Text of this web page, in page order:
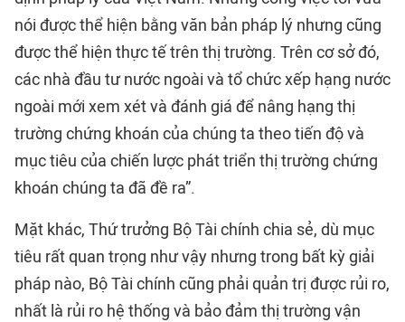
nói được thể hiện bằng văn bản pháp lý nhưng cũng
được thể hiện thực tế trên thị trường. Trên cơ sở đó,
các nhà đầu tư nước ngoài và tổ chức xếp hạng nước
ngoài mới xem xét và đánh giá để nâng hạng thị
trường chứng khoán của chúng ta theo tiến độ và
mục tiêu của chiến lược phát triển thị trường chứng
khoán chúng ta đã đề ra”.
Mặt khác, Thứ trưởng Bộ Tài chính chia sẻ, dù mục
tiêu rất quan trọng như vậy nhưng trong bất kỳ giải
pháp nào, Bộ Tài chính cũng phải quản trị được rủi ro,
nhất là rủi ro hệ thống và bảo đảm thị trường vận